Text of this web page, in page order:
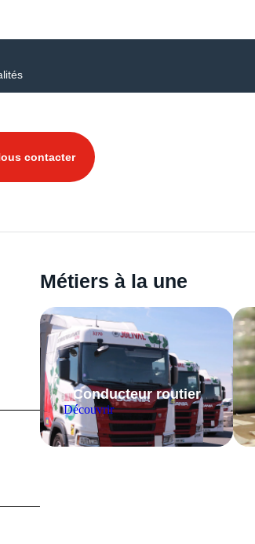
contacter
Métiers à la une
Conducteur routier
Découvrir